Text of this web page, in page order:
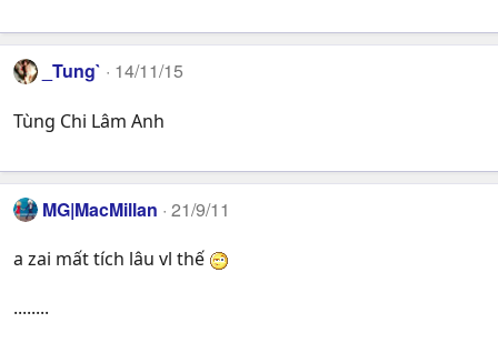
_Tung` 14/11/15
Tùng Chi Lâm Anh
MG|MacMillan 21/9/11
a zai mất tích lâu vl thế
........